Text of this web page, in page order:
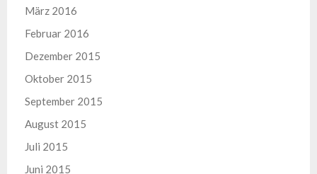
März 2016
Februar 2016
Dezember 2015
Oktober 2015
September 2015
August 2015
Juli 2015
Juni 2015